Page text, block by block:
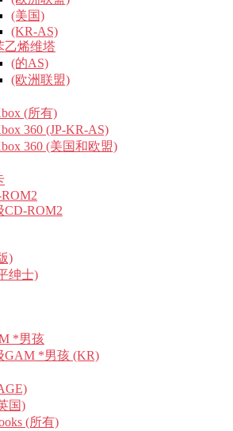
(美国)
(KR-AS)
乙烯维塔
(的AS)
(欧洲联盟)
(所有)
360 (JP-KR-AS)
360 (美国和欧盟)
CD-ROM2
)
绅士)
*男孩
GAM *男孩 (KR)
国)
(所有)